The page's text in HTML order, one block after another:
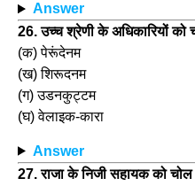
Answer
26. उच्च श्रेणी के अधिकारियों को
(क) पेरूंदेनम
(ख) शिरूदनम
(ग) उडनकुट्टम
(घ) वेलाइक-कारा
Answer
27. राजा के निजी सहायक को चोल